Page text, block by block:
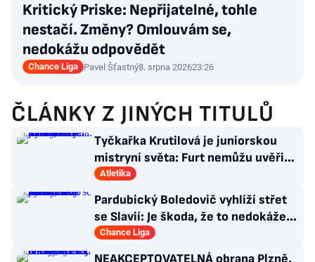
Kritický Priske: Nepřijatelné, tohle
nestačí. Změny? Omlouvám se,
nedokážu odpovědět
Chance Liga Pavel Šťastný8. srpna 202623:26
ČLÁNKY Z JINÝCH TITULŮ
Tyčkařka Krutilová je juniorskou
mistryní světa: Furt nemůžu uvěřit,
co se stalo!
Atletika
Pardubický Boledovič vyhlíží střet
se Slavií: Je škoda, že to nedokáže
postavit na mladých
Chance Liga
NEAKCEPTOVATELNÁ obrana Plzně,